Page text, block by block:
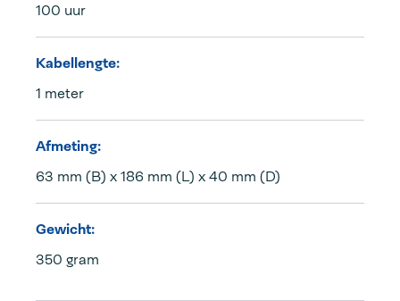
100 uur
Kabellengte:
1 meter
Afmeting:
63 mm (B) x 186 mm (L) x 40 mm (D)
Gewicht:
350 gram